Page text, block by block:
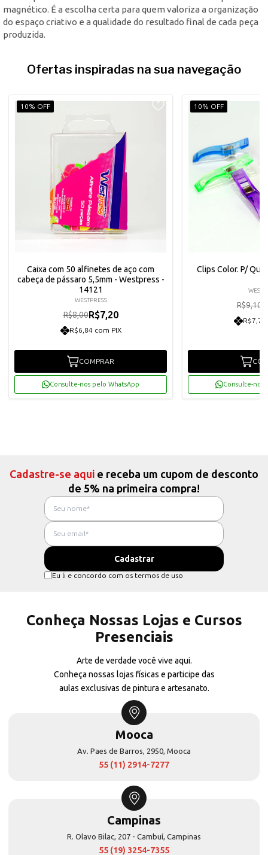
magnético. É a escolha certa para quem valoriza a organização
do espaço criativo e a qualidade do resultado final de cada peça
produzida.
Ofertas inspiradas na sua navegação
10% OFF
Caixa com 50 alfinetes de aço com
cabeça de pássaro 5,5mm - Westpress -
14121
WESTPRESS
R$8,00R$7,20
R$6,84 com PIX
COMPRAR
Consulte-nos pelo WhatsApp
10% OFF
Clips Color. P/
R$9,10
R$7,78
Consulte-nos
Cadastre-se aqui e receba um cupom de desconto
de 5% na primeira compra!
Eu li e concordo com os termos de uso
Conheça Nossas Lojas e Cursos
Presenciais
Arte de verdade você vive aqui.
Conheça nossas lojas físicas e participe das
aulas exclusivas de pintura e artesanato.
Mooca
Av. Paes de Barros, 2950, Mooca
55 (11) 2914-7277
Campinas
R. Olavo Bilac, 207 - Cambuí, Campinas
55 (19) 3254-7355